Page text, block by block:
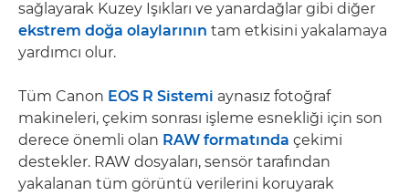
sağlayarak Kuzey Işıkları ve yanardağlar gibi diğer
ekstrem doğa olaylarının tam etkisini yakalamaya
yardımcı olur.
Tüm Canon EOS R Sistemi aynasız fotoğraf
makineleri, çekim sonrası işleme esnekliği için son
derece önemli olan RAW formatında çekimi
destekler. RAW dosyaları, sensör tarafından
yakalanan tüm görüntü verilerini koruyarak